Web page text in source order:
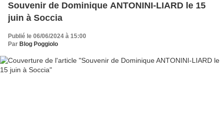
Souvenir de Dominique ANTONINI-LIARD le 15
juin à Soccia
Publié le 06/06/2024 à 15:00
Par Blog Poggiolo